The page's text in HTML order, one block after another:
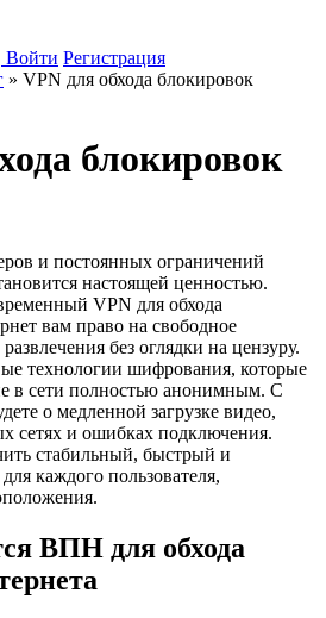
Войти Регистрация
» VPN для обхода блокировок
блокировок
и постоянных ограничений
настоящей ценностью.
VPN для обхода
вам право на свободное
без оглядки на цензуру.
технологии шифрования, которые
в сети полностью анонимным. С
о медленной загрузке видео,
сетях и ошибках подключения.
стабильный, быстрый и
каждого пользователя,
ВПН для обхода